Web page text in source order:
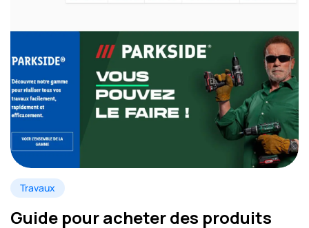
Travaux
Guide pour acheter des produits